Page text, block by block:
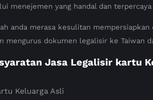
menejemen yang handal dan
anda merasa kesulitan
mengurus dokumen legalisir ke Taiwan
Jasa Legalisir kartu
Keluarga Asli